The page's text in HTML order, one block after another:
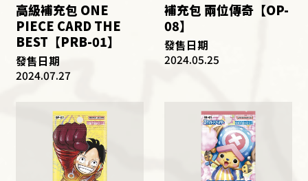
高級補充包 ONE
PIECE CARD THE
BEST【PRB-01】
發售日期
2024.07.27
補充包 兩位傳奇【OP-
08】
發售日期
2024.05.25